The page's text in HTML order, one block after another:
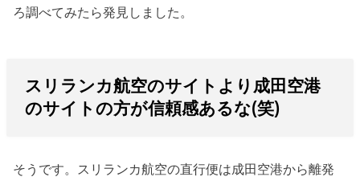
ろ調べてみたら発見しました。
スリランカ航空のサイトより成田空港
のサイトの方が信頼感あるな(笑)
そうです。スリランカ航空の直行便は成田空港から離発